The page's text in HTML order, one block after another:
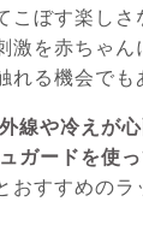
こぼす楽し
激を赤ちゃん
れる機会でも
線や冷えが心
ガードを使っ
おすすめの